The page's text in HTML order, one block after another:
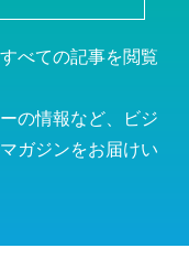
べての記事を閲覧
の情報など、ビジ
ガジンをお届けい